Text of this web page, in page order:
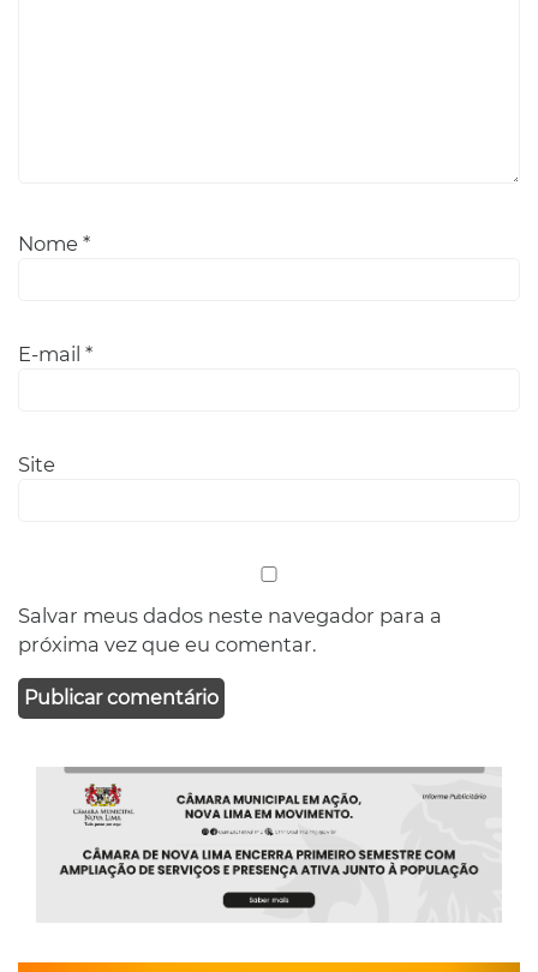
Nome *
E-mail *
Site
Salvar meus dados neste navegador para a
próxima vez que eu comentar.